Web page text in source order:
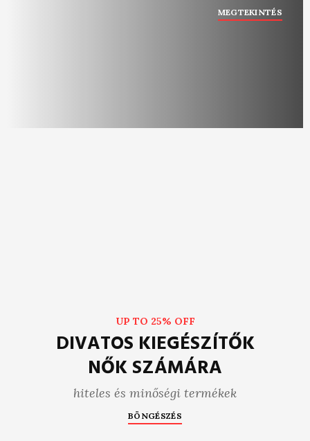
MEGTEKINTÉS
UP TO 25% OFF
DIVATOS KIEGÉSZÍTŐK
NŐK SZÁMÁRA
hiteles és minőségi termékek
BÖNGÉSZÉS